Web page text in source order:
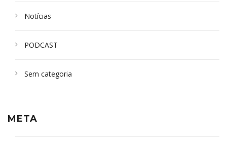
Notícias
PODCAST
Sem categoria
META